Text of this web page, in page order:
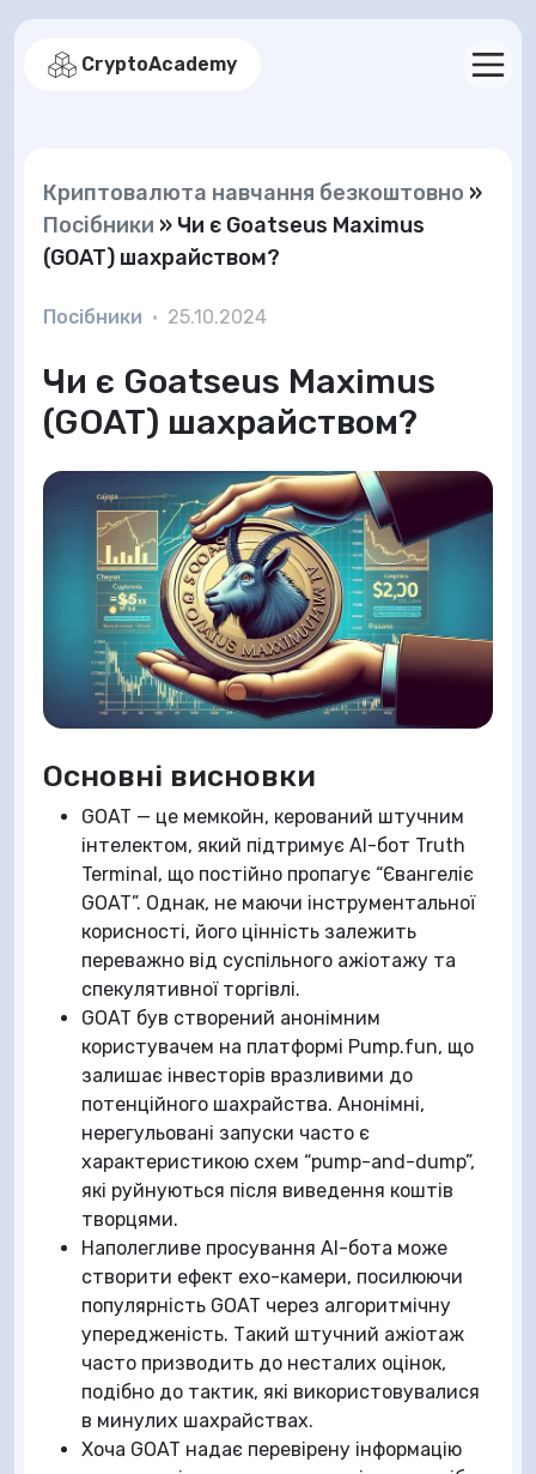
CryptoAcademy
Криптовалюта навчання безкоштовно »
Посібники » Чи є Goatseus Maximus
(GOAT) шахрайством?
Посібники • 25.10.2024
Чи є Goatseus Maximus
(GOAT) шахрайством?
Основні висновки
GOAT — це мемкойн, керований штучним
інтелектом, який підтримує AI-бот Truth
Terminal, що постійно пропагує “Євангеліє
GOAT”. Однак, не маючи інструментальної
корисності, його цінність залежить
переважно від суспільного ажіотажу та
спекулятивної торгівлі.
GOAT був створений анонімним
користувачем на платформі Pump.fun, що
залишає інвесторів вразливими до
потенційного шахрайства. Анонімні,
нерегульовані запуски часто є
характеристикою схем “pump-and-dump”,
які руйнуються після виведення коштів
творцями.
Наполегливе просування AI-бота може
створити ефект ехо-камери, посилюючи
популярність GOAT через алгоритмічну
упередженість. Такий штучний ажіотаж
часто призводить до несталих оцінок,
подібно до тактик, які використовувалися
в минулих шахрайствах.
Хоча GOAT надає перевірену інформацію